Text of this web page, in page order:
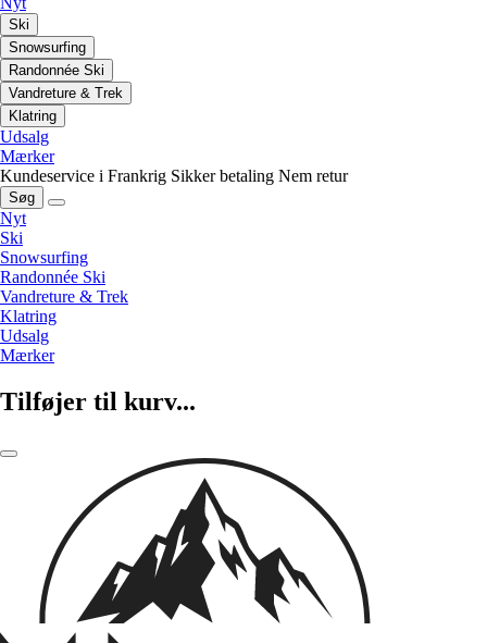
Ski
Snowsurfing
Randonnée Ski
Vandreture & Trek
Klatring
Udsalg
Mærker
Kundeservice i Frankrig Sikker betaling Nem retur
Søg
Nyt
Ski
Snowsurfing
Randonnée Ski
Vandreture & Trek
Klatring
Udsalg
Mærker
Tilføjer til kurv...